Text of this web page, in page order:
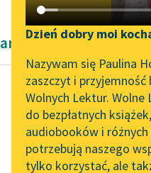
Katalog DAISY
Podkasty o książkach
Aktualności
„Prokurator Alicja Horn”
do słuchania
Byliśmy częścią AI Impact
Lab
Dzień dobry moi
Nazywam się Paulina
zaszczyt i przyjemność
Wolnych Lektur.
do bezpłatnych
audiobooków i różnych
potrzebują naszego
tylko korzystać, ale
artykuły naukowe